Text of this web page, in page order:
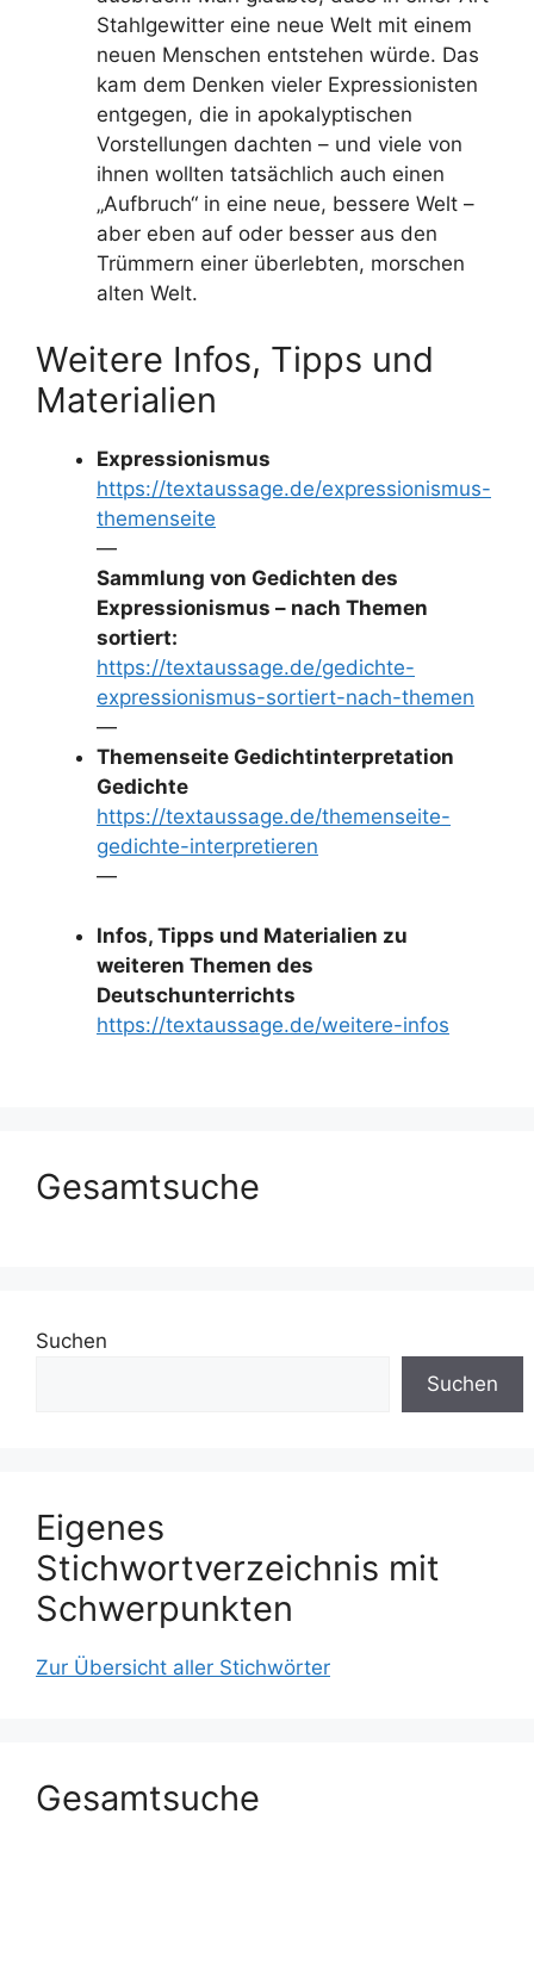
Stahlgewitter eine neue Welt mit einem
neuen Menschen entstehen würde. Das
kam dem Denken vieler Expressionisten
entgegen, die in apokalyptischen
Vorstellungen dachten – und viele von
ihnen wollten tatsächlich auch einen
„Aufbruch“ in eine neue, bessere Welt –
aber eben auf oder besser aus den
Trümmern einer überlebten, morschen
alten Welt.
Weitere Infos, Tipps und
Materialien
Expressionismus
https://textaussage.de/expressionismus-
themenseite
—
Sammlung von Gedichten des
Expressionismus – nach Themen
sortiert:
https://textaussage.de/gedichte-
expressionismus-sortiert-nach-themen
—
Themenseite Gedichtinterpretation
Gedichte
https://textaussage.de/themenseite-
gedichte-interpretieren
—
Infos, Tipps und Materialien zu
weiteren Themen des
Deutschunterrichts
https://textaussage.de/weitere-infos
Gesamtsuche
Suchen
Suchen
Eigenes
Stichwortverzeichnis mit
Schwerpunkten
Zur Übersicht aller Stichwörter
Gesamtsuche